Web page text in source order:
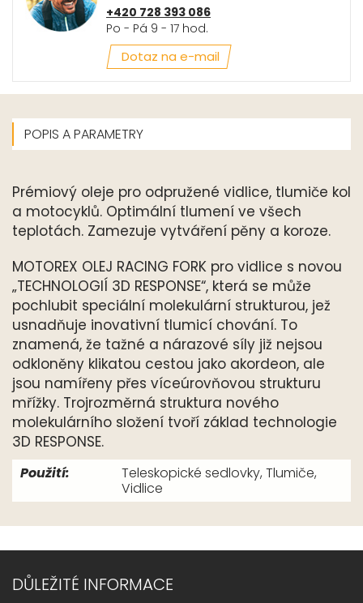
+420 728 393 086
Po - Pá 9 - 17 hod.
Dotaz na e-mail
POPIS A PARAMETRY
Prémiový oleje pro odpružené vidlice, tlumiče kol
a motocyklů. Optimální tlumení ve všech
teplotách. Zamezuje vytváření pěny a koroze.
MOTOREX OLEJ RACING FORK pro vidlice s novou
„TECHNOLOGIÍ 3D RESPONSE“, která se může
pochlubit speciální molekulární strukturou, jež
usnadňuje inovativní tlumicí chování. To
znamená, že tažné a nárazové síly již nejsou
odkloněny klikatou cestou jako akordeon, ale
jsou namířeny přes víceúrovňovou strukturu
mřížky. Trojrozměrná struktura nového
molekulárního složení tvoří základ technologie
3D RESPONSE.
Použití:
Teleskopické sedlovky, Tlumiče,
Vidlice
DŮLEŽITÉ INFORMACE